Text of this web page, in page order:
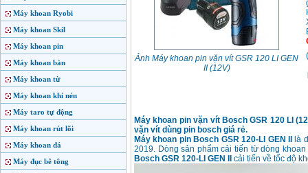
Máy khoan Ryobi
Máy khoan Skil
Máy khoan pin
Máy khoan bàn
Máy khoan từ
Máy khoan khí nén
Máy taro tự động
Máy khoan rút lõi
Máy khoan đá
Máy đục bê tông
Ảnh Máy khoan pin vặn vít GSR 120 LI GEN
II (12V)
(
Máy khoan pin vặn vít Bosch GSR 120 LI
vặn vít dùng pin bosch giá rẻ.
Máy khoan pin Bosch GSR 120-LI GEN II
là
2019. Dòng sản phẩm cải tiến từ dòng
Bosch GSR 120-LI GEN II
cải tiến về tốc độ